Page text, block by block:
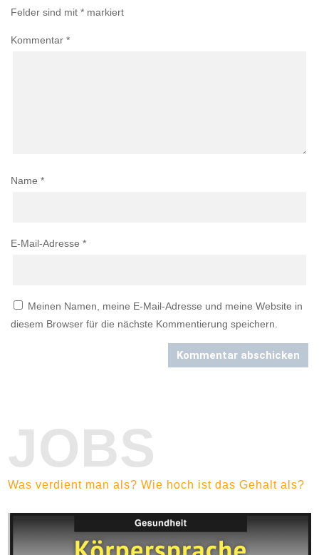
Felder sind mit * markiert
Kommentar *
Name *
E-Mail-Adresse *
Meinen Namen, meine E-Mail-Adresse und meine Website in
diesem Browser für die nächste Kommentierung speichern.
Kommentar abschicken
JOBS
Was verdient man als? Wie hoch ist das Gehalt als?